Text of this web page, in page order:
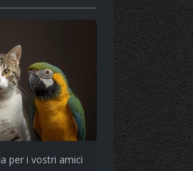
per i vostri amici